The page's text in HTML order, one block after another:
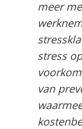
meer
stress
van